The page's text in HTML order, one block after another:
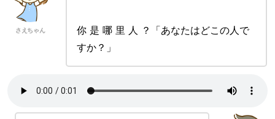
さえちゃん
你 是 哪 里 人 ？「あなたはどこの人で
すか？」